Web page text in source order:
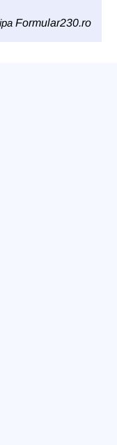
Formular230.ro